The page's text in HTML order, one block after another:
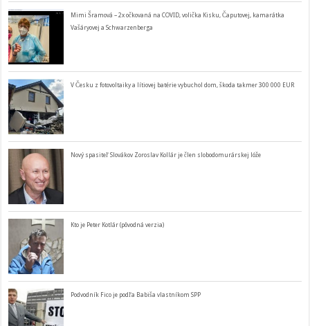
Mimi Šramová – 2x očkovaná na COVID, volička Kisku, Čaputovej, kamarátka
Vašáryovej a Schwarzenberga
V Česku z fotovoltaiky a lítiovej batérie vybuchol dom, škoda takmer 300 000 EUR
Nový spasiteľ Slovákov Zoroslav Kollár je člen slobodomurárskej lóže
Kto je Peter Kotlár (pôvodná verzia)
Podvodník Fico je podľa Babiša vlastníkom SPP